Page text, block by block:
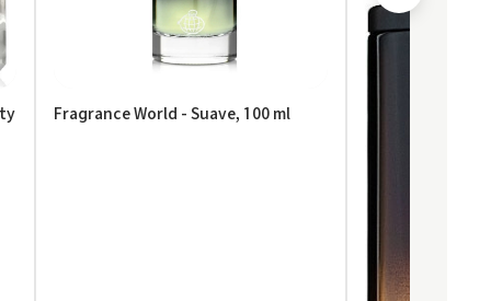
Fragrance World - Suave, 100 ml